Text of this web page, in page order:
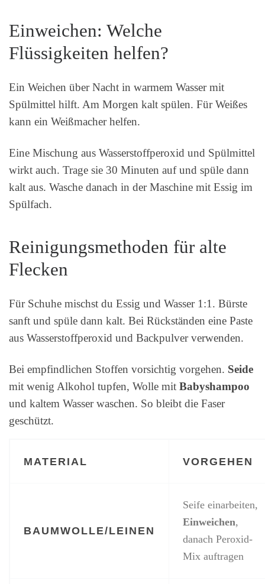
Einweichen: Welche
Flüssigkeiten helfen?
Ein Weichen über Nacht in warmem Wasser mit
Spülmittel hilft. Am Morgen kalt spülen. Für Weißes
kann ein Weißmacher helfen.
Eine Mischung aus Wasserstoffperoxid und Spülmittel
wirkt auch. Trage sie 30 Minuten auf und spüle dann
kalt aus. Wasche danach in der Maschine mit Essig im
Spülfach.
Reinigungsmethoden für alte
Flecken
Für Schuhe mischst du Essig und Wasser 1:1. Bürste
sanft und spüle dann kalt. Bei Rückständen eine Paste
aus Wasserstoffperoxid und Backpulver verwenden.
Bei empfindlichen Stoffen vorsichtig vorgehen. Seide
mit wenig Alkohol tupfen, Wolle mit Babyshampoo
und kaltem Wasser waschen. So bleibt die Faser
geschützt.
MATERIAL VORGEHEN
BAUMWOLLE/LEINEN
Seife einarbeiten,
Einweichen,
danach Peroxid-
Mix auftragen